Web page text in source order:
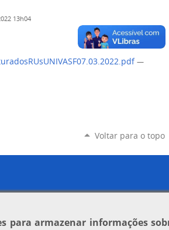
13h04
—
Voltar para o topo
para armazenar informações